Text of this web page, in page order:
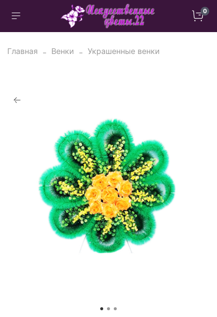
0
Главная Венки Украшенные венки